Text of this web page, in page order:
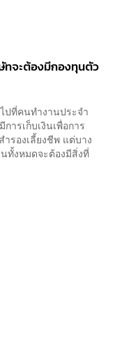
ทจะต้องมีกองทุนตัว
ปที่คนทำงานประจำ
ารเก็บเงินเพื่อการ
รองเลี้ยงชีพ แต่บาง
ทั้งหมดจะต้องมีสิ่งที่